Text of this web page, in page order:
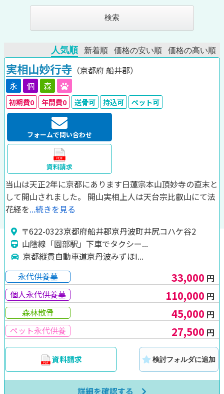
検索
実相山妙行寺 （京都府 船井郡）
永
個 森
初期費0 年間費0 送骨可 持込可 ペット可
〒622-0323京都府船井郡京丹波町井尻コハケ谷2
山陰線「園部駅」下車でタクシー...
京都縦貫自動車道京丹波みずほI...
永代供養墓
33,000 円
個人永代供養墓
110,000 円
森林散骨
45,000 円
ペット永代供養
27,500 円
フォームで問い合わせ
資料請求
当山は天正2年に京都にあります日蓮宗本山頂妙寺の直末と
して開山されました。 開山実相上人は天台宗比叡山にて法
花経を...続きを見る
資料請求 検討フォルダに追加
詳細を確認する